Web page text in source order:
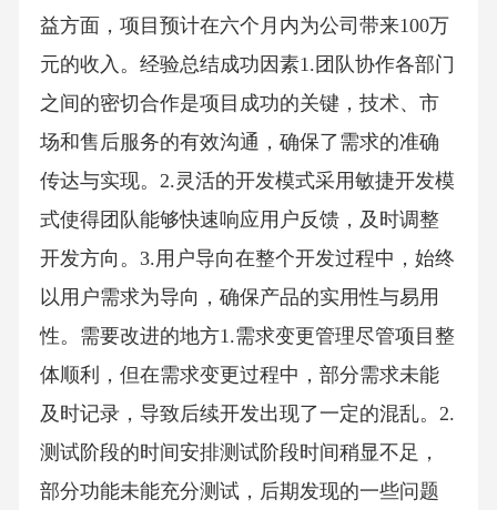
益方面，项目预计在六个月内为公司带来100万
元的收入。经验总结成功因素1.团队协作各部门
之间的密切合作是项目成功的关键，技术、市
场和售后服务的有效沟通，确保了需求的准确
传达与实现。2.灵活的开发模式采用敏捷开发模
式使得团队能够快速响应用户反馈，及时调整
开发方向。3.用户导向在整个开发过程中，始终
以用户需求为导向，确保产品的实用性与易用
性。需要改进的地方1.需求变更管理尽管项目整
体顺利，但在需求变更过程中，部分需求未能
及时记录，导致后续开发出现了一定的混乱。2.
测试阶段的时间安排测试阶段时间稍显不足，
部分功能未能充分测试，后期发现的一些问题